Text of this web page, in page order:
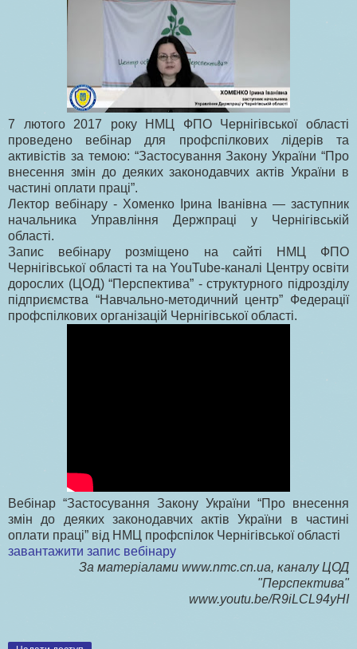
7 лютого 2017 року НМЦ ФПО Чернігівської області
проведено вебінар для профспілкових лідерів та
активістів за темою: “Застосування Закону України “Про
внесення змін до деяких законодавчих актів України в
частині оплати праці”.
Лектор вебінару - Хоменко Ірина Іванівна — заступник
начальника Управління Держпраці у Чернігівській
області.
Запис вебінару розміщено на сайті НМЦ ФПО
Чернігівської області та на YouTube-каналі Центру освіти
дорослих (ЦОД) “Перспектива” - структурного підрозділу
підприємства “Навчально-методичний центр” Федерації
профспілкових організацій Чернігівської області.
Вебінар “Застосування Закону України “Про внесення
змін до деяких законодавчих актів України в частині
оплати праці” від НМЦ профспілок Чернігівської області
завантажити запис вебінару
За матеріалами www.nmc.cn.ua, каналу ЦОД
"Перспектива"
www.youtu.be/R9iLCL94yHI